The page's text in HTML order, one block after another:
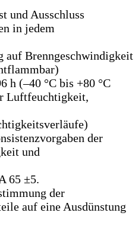
und Ausschluss
in jedem
auf Brenngeschwindigkeit
h (–40 °C bis +80 °C
Luftfeuchtigkeit,
der
und
65 ±5.
der
auf eine Ausdünstung